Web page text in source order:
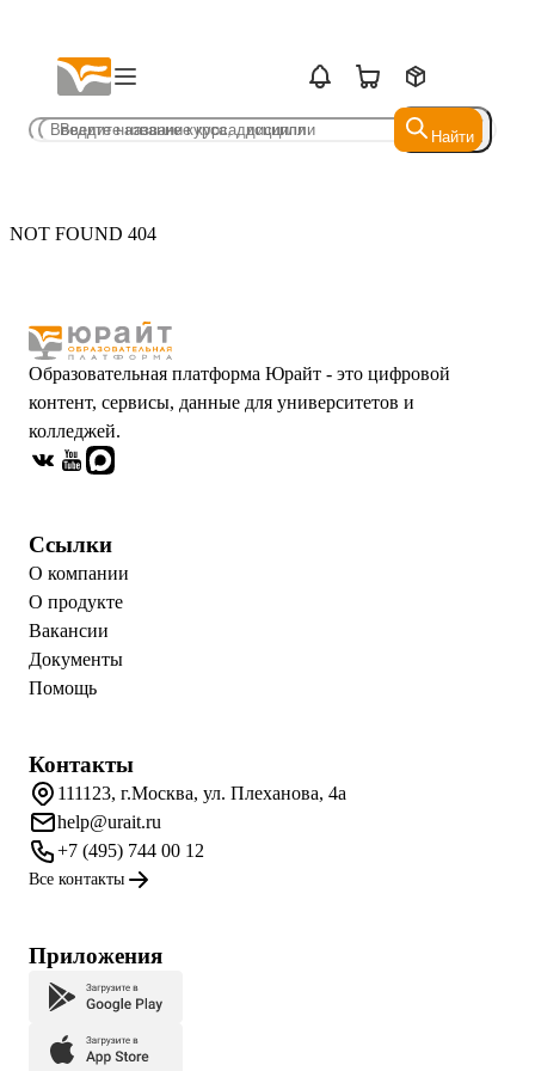
Найти
Найти
NOT FOUND 404
Образовательная платформа Юрайт - это цифровой
контент, сервисы, данные для университетов и
колледжей.
Ссылки
О компании
О продукте
Вакансии
Документы
Помощь
Контакты
111123, г.Москва, ул. Плеханова, 4а
help@urait.ru
+7 (495) 744 00 12
Все контакты
Приложения